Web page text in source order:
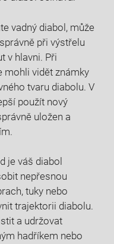
vadný diabol, může
při výstřelu
v hlavni. Při
mohli vidět známky
tvaru diabolu. V
použít nový
uložen a
je váš diabol
nepřesnou
tuky nebo
trajektorii diabolu.
a udržovat
hadříkem nebo